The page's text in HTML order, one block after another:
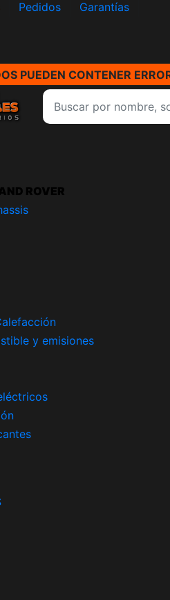
Pedidos Garantías
PUEDEN CONTENER
ROVER
y emisiones